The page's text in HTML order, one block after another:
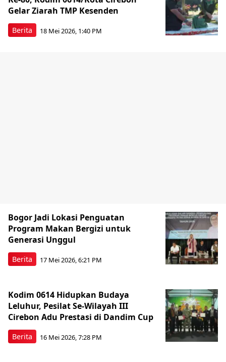
Berita
Gelar Ziarah TMP Kesenden
18 Mei 2026, 1:40 PM
Berita
Bogor Jadi Lokasi Penguatan
Program Makan Bergizi untuk
Generasi Unggul
17 Mei 2026, 6:21 PM
Berita
Kodim 0614 Hidupkan Budaya
Leluhur, Pesilat Se-Wilayah III
Cirebon Adu Prestasi di Dandim Cup
16 Mei 2026, 7:28 PM